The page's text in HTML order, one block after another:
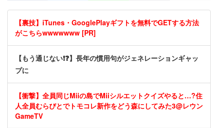
【裏技】iTunes・GooglePlayギフトを無料でGETする方法
がこちらwwwwwww [PR]
【もう通じない❗❓】長年の慣用句がジェネレーションギャッ
プに
【衝撃】全員同じMiiの島でMiiシルエットクイズやると…?住
人全員むらびとでトモコレ新作をどう森にしてみた3@レウン
GameTV